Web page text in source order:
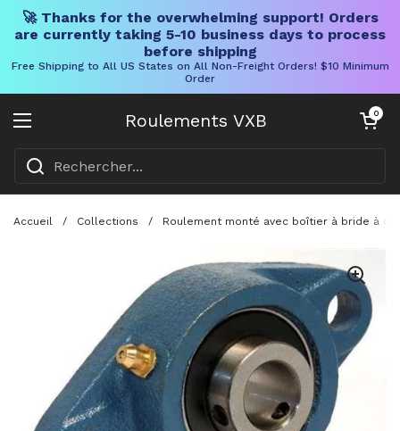
🚀 Thanks for the overwhelming support! Orders
are currently taking 5-10 business days to process
before shipping
Free Shipping to All US States on All Non-Freight Orders! $10 Minimum
Order
Roulements VXB
Ouvrir le menu
Chariot
0
Accueil / Collections / Roulement monté avec boîtier à bride à